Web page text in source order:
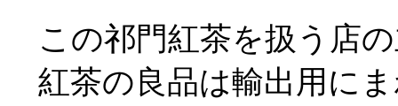
この祁門紅茶を扱う店
紅茶の良品は輸出用に